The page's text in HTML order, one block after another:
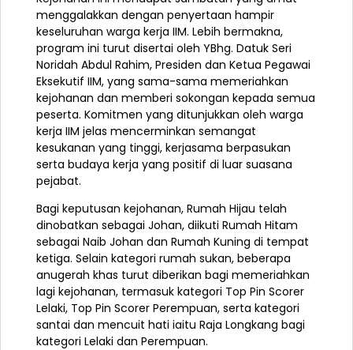
menggalakkan dengan penyertaan hampir
keseluruhan warga kerja IIM. Lebih bermakna,
program ini turut disertai oleh YBhg. Datuk Seri
Noridah Abdul Rahim, Presiden dan Ketua Pegawai
Eksekutif IIM, yang sama-sama memeriahkan
kejohanan dan memberi sokongan kepada semua
peserta. Komitmen yang ditunjukkan oleh warga
kerja IIM jelas mencerminkan semangat
kesukanan yang tinggi, kerjasama berpasukan
serta budaya kerja yang positif di luar suasana
pejabat.
Bagi keputusan kejohanan, Rumah Hijau telah
dinobatkan sebagai Johan, diikuti Rumah Hitam
sebagai Naib Johan dan Rumah Kuning di tempat
ketiga. Selain kategori rumah sukan, beberapa
anugerah khas turut diberikan bagi memeriahkan
lagi kejohanan, termasuk kategori Top Pin Scorer
Lelaki, Top Pin Scorer Perempuan, serta kategori
santai dan mencuit hati iaitu Raja Longkang bagi
kategori Lelaki dan Perempuan.